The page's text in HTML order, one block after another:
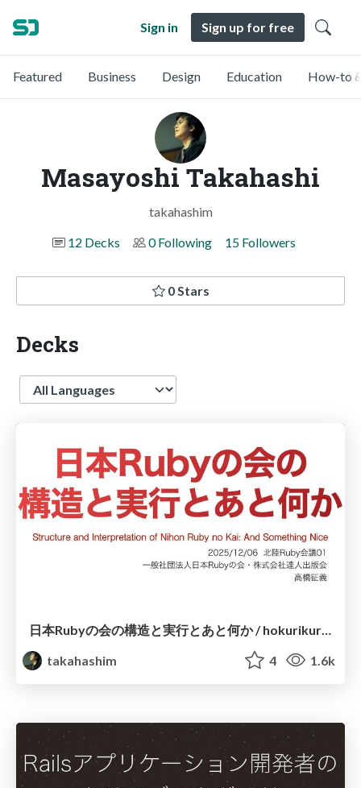
Sign in Sign up for free
Featured Business Design Education How-to
Masayoshi Takahashi
takahashim
12 Decks
0 Following 15 Followers
0 Stars
Decks
Language
takahashim
4 1.6k